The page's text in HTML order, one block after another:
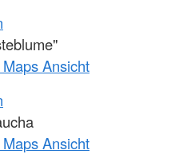
Ansicht
Ansicht